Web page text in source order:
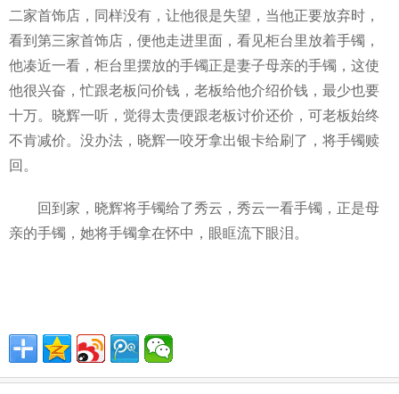
二家首饰店，同样没有，让他很是失望，当他正要放弃时，
看到第三家首饰店，便他走进里面，看见柜台里放着手镯，
他凑近一看，柜台里摆放的手镯正是妻子母亲的手镯，这使
他很兴奋，忙跟老板问价钱，老板给他介绍价钱，最少也要
十万。晓辉一听，觉得太贵便跟老板讨价还价，可老板始终
不肯减价。没办法，晓辉一咬牙拿出银卡给刷了，将手镯赎
回。
回到家，晓辉将手镯给了秀云，秀云一看手镯，正是母
亲的手镯，她将手镯拿在怀中，眼眶流下眼泪。